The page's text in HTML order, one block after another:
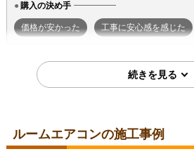
購入の決め手
価格が安かった 工事に安心感を感じた
2026年7月7日
コメント
段取りも良く、エアコン取付後のチ
ルームエアコンの施工事例